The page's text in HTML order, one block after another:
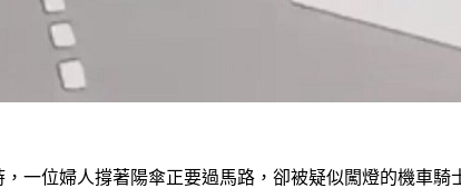
一位婦人撐著陽傘正要過馬路，卻被疑似闖燈的機車